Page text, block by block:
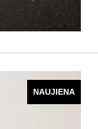
NAUJIENA